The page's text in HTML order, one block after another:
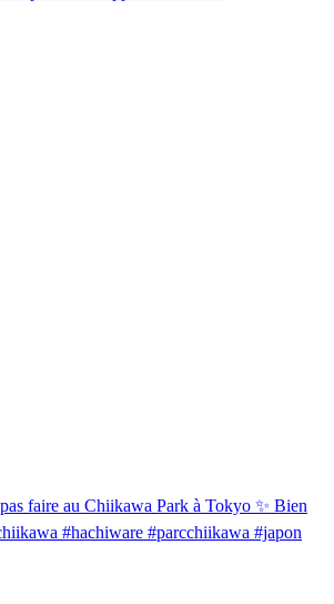
faire au Chiikawa Park à Tokyo ✨ Bien
#hachiware #parcchiikawa #japon